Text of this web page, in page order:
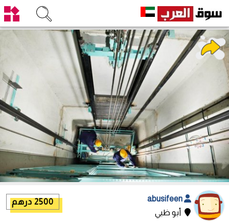
أبو ظبي
2500 درهم